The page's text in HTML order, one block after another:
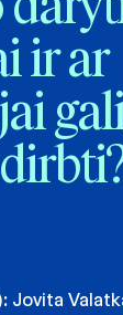
ir ar
Jovita